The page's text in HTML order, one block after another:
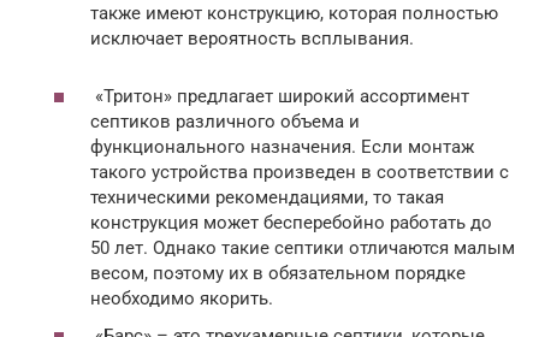
также имеют конструкцию, которая полностью
исключает вероятность всплывания.
«Тритон» предлагает широкий ассортимент
септиков различного объема и
функционального назначения. Если монтаж
такого устройства произведен в соответствии с
техническими рекомендациями, то такая
конструкция может бесперебойно работать до
50 лет. Однако такие септики отличаются малым
весом, поэтому их в обязательном порядке
необходимо якорить.